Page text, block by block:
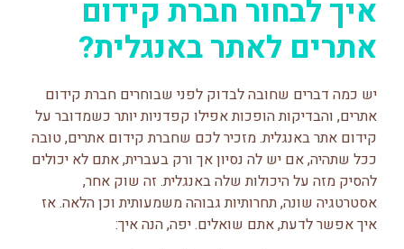
איך לבחור חברת קידום
אתרים לאתר באנגלית?
יש כמה דברים שחובה לבדוק לפני שבוחרים חברת קידום
אתרים, והבדיקות הופכות אפילו קפדניות יותר כשמדובר על
קידום אתר באנגלית. מזכיר לכם שחברת קידום אתרים, טובה
ככל שתהיה, אם יש לה נסיון אך ורק בעברית, אתם לא יכולים
להסיק מזה על היכולות שלה באנגלית. זה שוק אחר,
אסטרטגיה שונה, תחרותיות גבוהה משמעותית וכן הלאה. אז
איך אפשר לדעת, אתם שואלים. יפה, הנה איך: